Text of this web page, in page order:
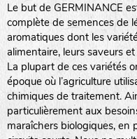
Le but de GERMINANCE
complète de semences de
aromatiques dont les
alimentaire, leurs saveurs
La plupart de ces variétés
époque où l’agriculture
chimiques de traitement.
particulièrement aux
maraîchers biologiques, en